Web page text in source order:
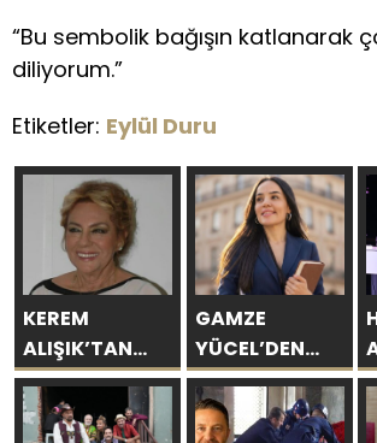
“Bu sembolik bağışın katlanarak
diliyorum.”
Etiketler: Eylül Duru
KEREM
ALIŞIK’TAN
ÇOLPAN
İLHAN’A
GAMZE
YÜCEL’DEN
SEVGİYE
BİLİMSEL BAKIŞ